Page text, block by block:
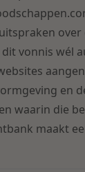
& Insolventie
en
over
vonnis wél
en
waarin die
maakt